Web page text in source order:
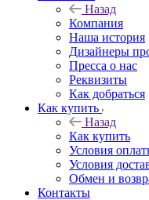
Назад
Компания
Наша история
Дизайнеры
Пресса о нас
Реквизиты
Как добраться
Как купить
Назад
Как купить
Условия
Условия
Обмен и
Контакты